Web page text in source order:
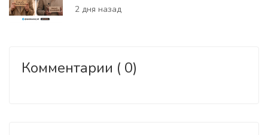
2 дня назад
Комментарии ( 0)